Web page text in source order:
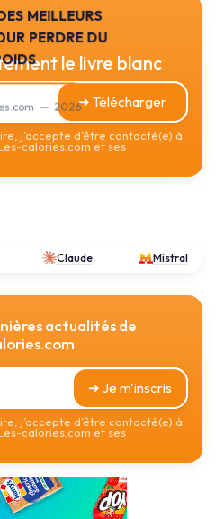
meilleurs
perdre du
— 2026
le livre blanc
➔ Télécharger
j’accepte d’être contacté(e) à
calories.com et ses
Claude Mistral
actualités de
➔ Je m'inscris
j’accepte d’être contacté(e) à
calories.com et ses